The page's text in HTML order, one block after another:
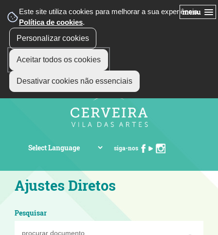
Este site utiliza cookies para melhorar a sua experiência.
Política de cookies.
Personalizar cookies
Aceitar todos os cookies
Desativar cookies não essenciais
menu
siga-nos
Ajustes Diretos
Pesquisar